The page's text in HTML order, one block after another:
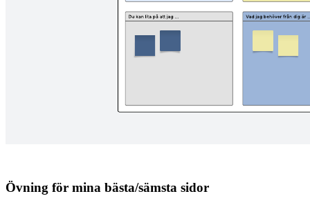
Övning för mina bästa/sämsta sidor